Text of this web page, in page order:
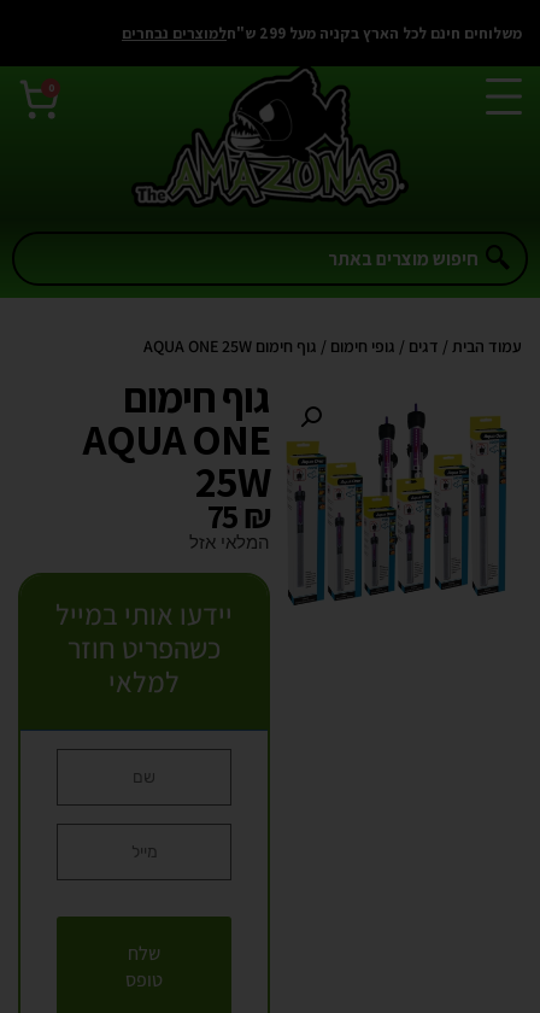
משלוחים חינם לכל הארץ בקניה מעל 299 ש"ח למוצרים נבחרים
0
עמוד הבית / דגים / גופי חימום / גוף חימום AQUA ONE 25W
גוף חימום
AQUA ONE
25W
75₪
המלאי אזל
יידעו אותי במייל
כשהפריט חוזר
למלאי
שלח
טופס